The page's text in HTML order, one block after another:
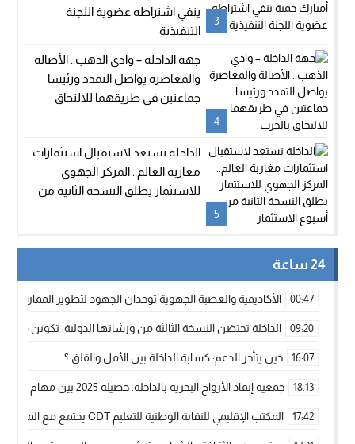
3
ينفي اشتراطه عضوية اللجنة
التنفيذية
4
جهة الداخلة – وادي الذهب.. الأصالة
والمعاصرة يواصل التمدد ورئيسا
جماعتين في طريقهما للالتحاق
5
الداخلة تستعد لاستقبال استثمارات
مغاربة العالم.. المركز الجهوي
للاستثمار يطلق النسخة الثانية من
24 ساعة
00:47 الأكاديمية والعصبة الجهوية توحدان الجهود لتطوير الممارسة
09:20 الداخلة تحتضن النسخة الثالثة من ورشاتها الدولية: تكوين
16:07 حين يتأخر الدعم: كسابة الداخلة بين الأمل والقلق ؟
18:13 جمعية إنقاذ الأرواح البحرية بالداخلة: حصيلة 2025 بين مهام الإنقاذ ومشروع “دار البحار”
17:42 المكتب الإقليمي للنقابة الوطنية للتعليم CDT يجتمع مع المدير الإقليمي لمناقشة ملفات جوهرية لنساء ورجال التعليم